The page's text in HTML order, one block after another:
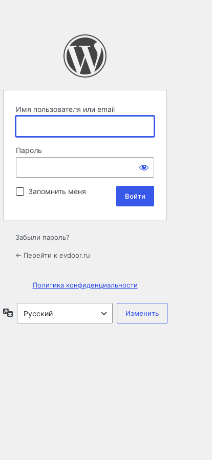
Имя пользователя или email
Пароль
Запомнить меня
Забыли пароль?
← Перейти к evdoor.ru
Политика конфиденциальности
Язык